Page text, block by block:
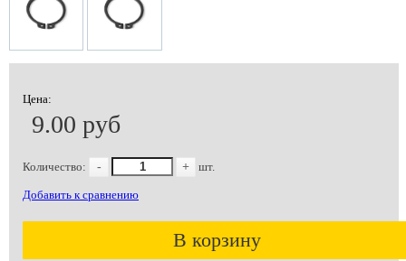
Цена:
9.00 руб
Количество: - + шт.
Добавить к сравнению
В корзину